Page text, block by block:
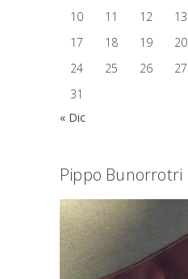
10
11 12 13
17
18 19 20
24
25 26 27
31
« Dic
Pippo Bunorrotri